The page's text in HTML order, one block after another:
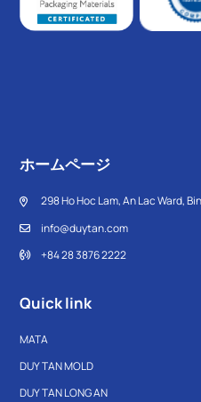
ホームページ
298 Ho Hoc Lam, An Lac Ward,
info@duytan.com
+84 28 3876 2222
Quick link
MATA
DUY TAN MOLD
DUY TAN LONG AN